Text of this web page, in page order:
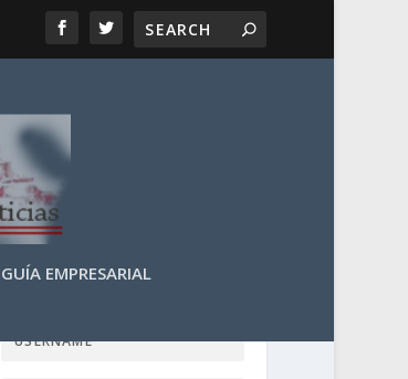
GUÍA EMPRESARIAL
LOGIN USER TTN